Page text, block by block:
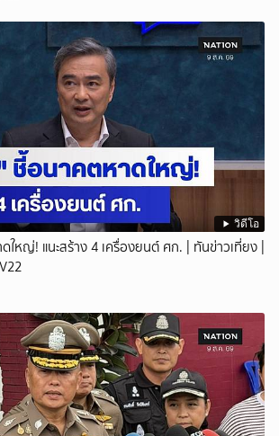
วิดีโอ
หญ่! แนะสร้าง 4 เครื่องยนต์ ศก. | ทันข่าวเที่ยง |